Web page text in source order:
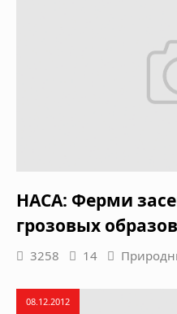
НАСА: Ферми
грозовых
3258 14
08.12.2012